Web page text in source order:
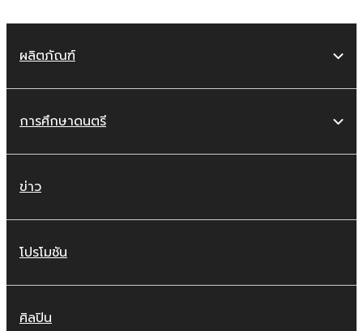
ผลิตภัณฑ์
การศึกษาดนตรี
ข่าว
โปรโมชัน
ศิลปิน